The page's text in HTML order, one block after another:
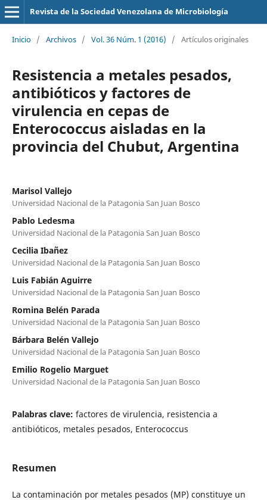
Revista de la Sociedad Venezolana de Microbiología
Inicio / Archivos / Vol. 36 Núm. 1 (2016) / Artículos originales
Resistencia a metales pesados,
antibióticos y factores de
virulencia en cepas de
Enterococcus aisladas en la
provincia del Chubut, Argentina
Marisol Vallejo
Universidad Nacional de la Patagonia San Juan Bosco
Pablo Ledesma
Universidad Nacional de la Patagonia San Juan Bosco
Cecilia Ibañez
Universidad Nacional de la Patagonia San Juan Bosco
Luis Fabián Aguirre
Universidad Nacional de la Patagonia San Juan Bosco
Romina Belén Parada
Universidad Nacional de la Patagonia San Juan Bosco
Bárbara Belén Vallejo
Universidad Nacional de la Patagonia San Juan Bosco
Emilio Rogelio Marguet
Universidad Nacional de la Patagonia San Juan Bosco
Palabras clave: factores de virulencia, resistencia a
antibióticos, metales pesados, Enterococcus
Resumen
La contaminación por metales pesados (MP) constituye un